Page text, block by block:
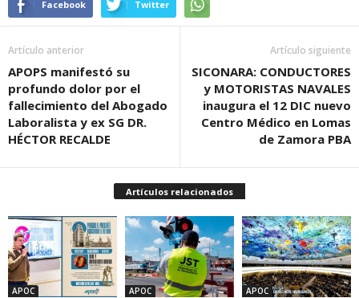
Facebook Twitter
Artículo anterior
APOPS manifestó su
profundo dolor por el
fallecimiento del Abogado
Laboralista y ex SG DR.
HÉCTOR RECALDE
Artículo siguiente
SICONARA: CONDUCTORES
y MOTORISTAS NAVALES
inaugura el 12 DIC nuevo
Centro Médico en Lomas
de Zamora PBA
Artículos relacionados
APOC APOC APOC